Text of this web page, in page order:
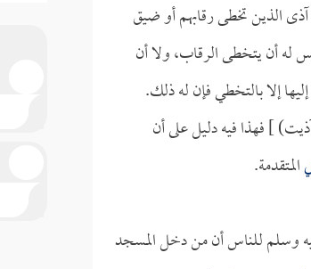
الذين تخطى رقابهم أو ضيق
أن يتخطى الرقاب، ولا أن
إلا بالتخطي فإن له ذلك.
] فهذا فيه دليل على أن
المتقدمة.
وسلم للناس أن من دخل المسجد